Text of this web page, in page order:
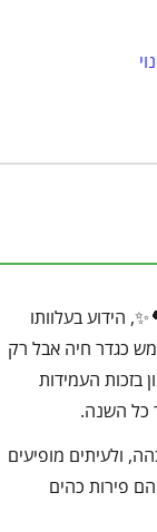
הידוע בעלוותו
כגדר חיה אבל רק
בזכות העמידות
כל השנה.
ולעיתים מופיעים
פירות כהים